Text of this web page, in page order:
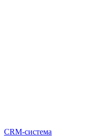
CRM-система